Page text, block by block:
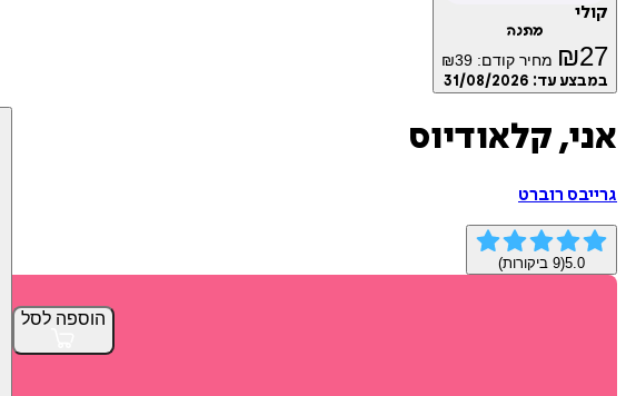
קולי
מתנה
₪27 מחיר קודם: ₪39
במבצע עד: 31/08/2026
הוספה לסל
אני, קלאודיוס
גרייבס רוברט
5.0
(
9 ביקורות)